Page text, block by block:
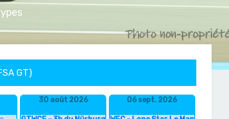
GT)
30 août 2026 06 sept. 2026